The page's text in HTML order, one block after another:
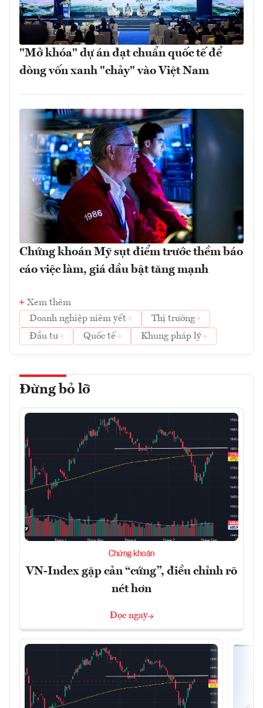
"Mở khóa" dự án đạt chuẩn quốc tế để
dòng vốn xanh "chảy" vào Việt Nam
Chứng khoán Mỹ sụt điểm trước thềm báo
cáo việc làm, giá dầu bật tăng mạnh
Xem thêm
Doanh nghiệp niêm yết
Thị trường
Đầu tư
Quốc tế Khung pháp lý
Đừng bỏ lỡ
Chứng khoán
VN-Index gặp cản “cứng”, điều chỉnh rõ
nét hơn
Đọc ngay